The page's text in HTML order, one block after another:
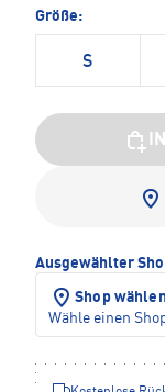
Größe:
S
Ausgewählter
Shop wählen
Wähle einen